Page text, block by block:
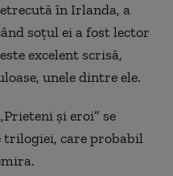
în Irlanda, a
soțul ei a fost lector
excelent scrisă,
unele dintre ele.
și eroi” se
trilogiei, care probabil